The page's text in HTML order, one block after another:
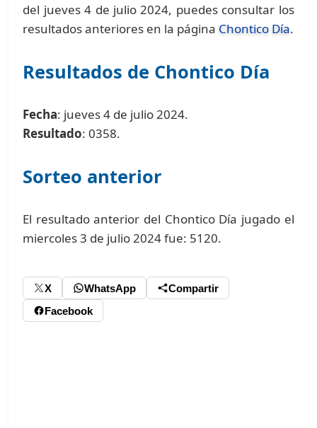
del jueves 4 de julio 2024, puedes consultar los
resultados anteriores en la página Chontico Día.
Resultados de Chontico Día
Fecha: jueves 4 de julio 2024.
Resultado: 0358.
Sorteo anterior
El resultado anterior del Chontico Día jugado el
miercoles 3 de julio 2024 fue: 5120.
X WhatsApp
Compartir
Facebook